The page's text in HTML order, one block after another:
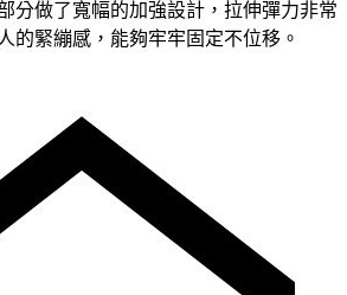
分做了寬幅的加強設計，拉伸彈力非常
的緊繃感，能夠牢牢固定不位移。